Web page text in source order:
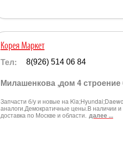
Корея Маркет
Тел: 8(926) 514 06 84
Милашенкова ,дом 4 строение
Запчасти б/у и новые на
аналоги.Демократичные цены.В наличии
доставка по Москве и области. далее ...